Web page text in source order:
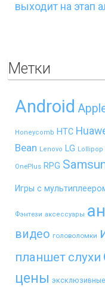
выходит на этап
Метки
Android
Honeycomb HTC
Bean Lenovo LG Lollipop
OnePlus RPG
Игры с
Фэнтези аксессуары
видео головоломки
планшет слухи
цены